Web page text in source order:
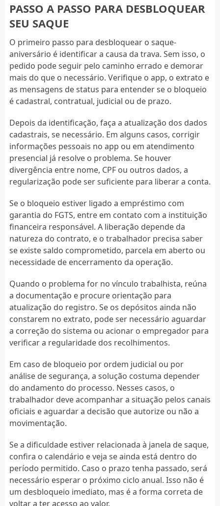
PASSO A PASSO PARA DESBLOQUEAR
SEU SAQUE
O primeiro passo para desbloquear o saque-
aniversário é identificar a causa da trava. Sem isso, o
pedido pode seguir pelo caminho errado e demorar
mais do que o necessário. Verifique o app, o extrato e
as mensagens de status para entender se o bloqueio
é cadastral, contratual, judicial ou de prazo.
Depois da identificação, faça a atualização dos dados
cadastrais, se necessário. Em alguns casos, corrigir
informações pessoais no app ou em atendimento
presencial já resolve o problema. Se houver
divergência entre nome, CPF ou outros dados, a
regularização pode ser suficiente para liberar a conta.
Se o bloqueio estiver ligado a empréstimo com
garantia do FGTS, entre em contato com a instituição
financeira responsável. A liberação depende da
natureza do contrato, e o trabalhador precisa saber
se existe saldo comprometido, parcela em aberto ou
necessidade de encerramento da operação.
Quando o problema for no vínculo trabalhista, reúna
a documentação e procure orientação para
atualização do registro. Se os depósitos ainda não
constarem no extrato, pode ser necessário aguardar
a correção do sistema ou acionar o empregador para
verificar a regularidade dos recolhimentos.
Em caso de bloqueio por ordem judicial ou por
análise de segurança, a solução costuma depender
do andamento do processo. Nesses casos, o
trabalhador deve acompanhar a situação pelos canais
oficiais e aguardar a decisão que autorize ou não a
movimentação.
Se a dificuldade estiver relacionada à janela de saque,
confira o calendário e veja se ainda está dentro do
período permitido. Caso o prazo tenha passado, será
necessário esperar o próximo ciclo anual. Isso não é
um desbloqueio imediato, mas é a forma correta de
voltar a ter acesso ao valor.